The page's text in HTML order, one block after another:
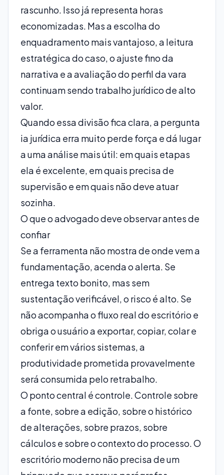
rascunho. Isso já representa horas
economizadas. Mas a escolha do
enquadramento mais vantajoso, a leitura
estratégica do caso, o ajuste fino da
narrativa e a avaliação do perfil da vara
continuam sendo trabalho jurídico de alto
valor.
Quando essa divisão fica clara, a pergunta
ia jurídica erra muito perde força e dá lugar
a uma análise mais útil: em quais etapas
ela é excelente, em quais precisa de
supervisão e em quais não deve atuar
sozinha.
O que o advogado deve observar antes de
confiar
Se a ferramenta não mostra de onde vem a
fundamentação, acenda o alerta. Se
entrega texto bonito, mas sem
sustentação verificável, o risco é alto. Se
não acompanha o fluxo real do escritório e
obriga o usuário a exportar, copiar, colar e
conferir em vários sistemas, a
produtividade prometida provavelmente
será consumida pelo retrabalho.
O ponto central é controle. Controle sobre
a fonte, sobre a edição, sobre o histórico
de alterações, sobre prazos, sobre
cálculos e sobre o contexto do processo. O
escritório moderno não precisa de um